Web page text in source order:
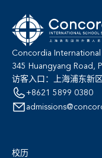
Concordia
345 Huangyang Road,
访客入口：上海浦东新
+8621 5899 0380
校历